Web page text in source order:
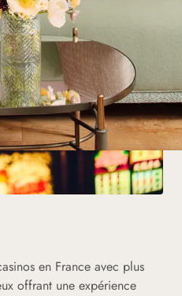
en France avec plus
offrant une expérience